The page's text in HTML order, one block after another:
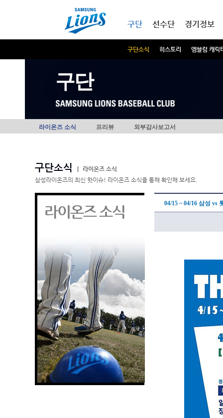
구단
구단소식 히스토리 엠블럼 캐릭
선수단 경기정보
구단
라이온즈 소식 프리뷰 외부감사보고서
구단소식
라이온즈 소식
삼성라이온즈의 최신 핫이슈! 라이온즈 소식을 통해 확인해 보세요.
라이온즈 소식 04/15 ~ 04/16 삼성 vs